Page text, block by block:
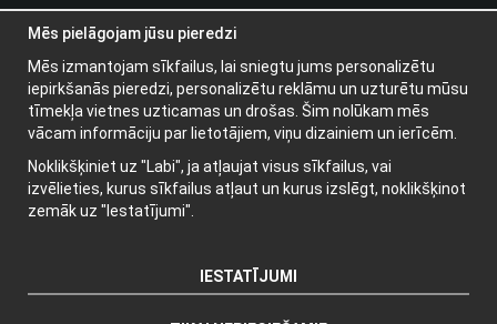
Pieslēgties
Papildu informācija
Jaunumu vēstules
Par sīkdatnēm
Mēs pielāgojam jūsu pieredzi
Mēs izmantojam sīkfailus, lai sniegtu jums personalizētu
iepirkšanās pieredzi, personalizētu reklāmu un uzturētu mūsu
tīmekļa vietnes uzticamas un drošas. Šim nolūkam mēs
vācam informāciju par lietotājiem, viņu dizainiem un ierīcēm.
Noklikšķiniet uz "Labi", ja atļaujat visus sīkfailus, vai
izvēlieties, kurus sīkfailus atļaut un kurus izslēgt, noklikšķinot
zemāk uz "Iestatījumi".
IESTATĪJUMI